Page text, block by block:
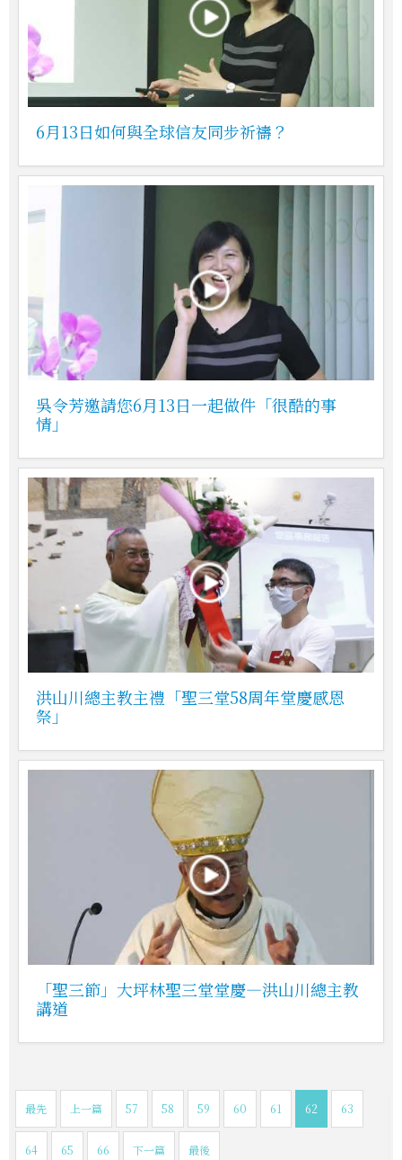
6月13日如何與全球信友同步祈禱？
吳令芳邀請您6月13日一起做件「很酷的事
情」
洪山川總主教主禮「聖三堂58周年堂慶感恩
祭」
「聖三節」大坪林聖三堂堂慶—洪山川總主教
講道
最先 上一篇 57 58 59 60 61 62 63
64 65 66 下一篇 最後